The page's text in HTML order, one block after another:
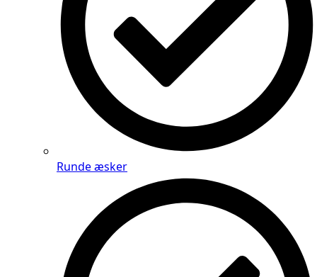
Runde æsker